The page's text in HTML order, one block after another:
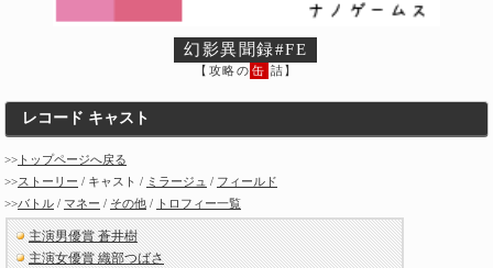
幻影異聞録#FE
【攻略の 缶 詰】
レコード キャスト
>> トップページへ戻る
>>ストーリー / キャスト / ミラージュ / フィールド
>>バトル / マネー / その他 / トロフィー一覧
主演男優賞 蒼井樹
主演女優賞 織部つばさ